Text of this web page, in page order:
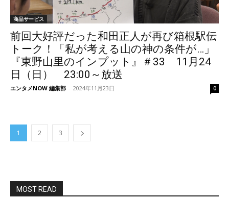
商品サービス
前回大好評だった和田正人が再び箱根駅伝
トーク！「私が考える山の神の条件が…」
『東野山里のインプット』＃33 11月24
日（日） 23:00～放送
エンタメNOW 編集部 - 2024年11月23日 0
1 2 3
MOST READ